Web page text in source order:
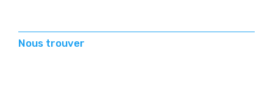
Nous trouver